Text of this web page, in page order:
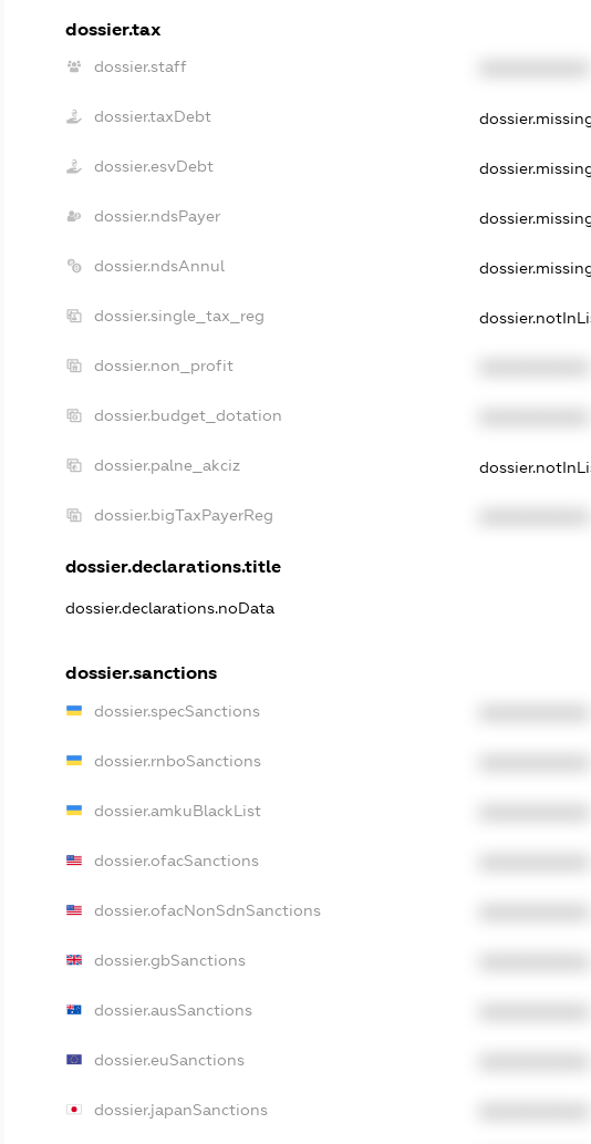
dossier.tax
dossier.staff
dossier.taxDebt
dossier.esvDebt
dossier.ndsPayer
dossier.ndsAnnul
dossier.single_tax_reg
dossier.non_profit
dossier.budget_dotation
dossier.palne_akciz
dossier.bigTaxPayerReg
dossier.declarations.title
dossier.declarations.noData
dossier.sanctions
dossier.specSanctions
dossier.rnboSanctions
dossier.amkuBlackList
dossier.ofacSanctions
dossier.ofacNonSdnSanctions
dossier.gbSanctions
dossier.ausSanctions
dossier.euSanctions
dossier.japanSanctions